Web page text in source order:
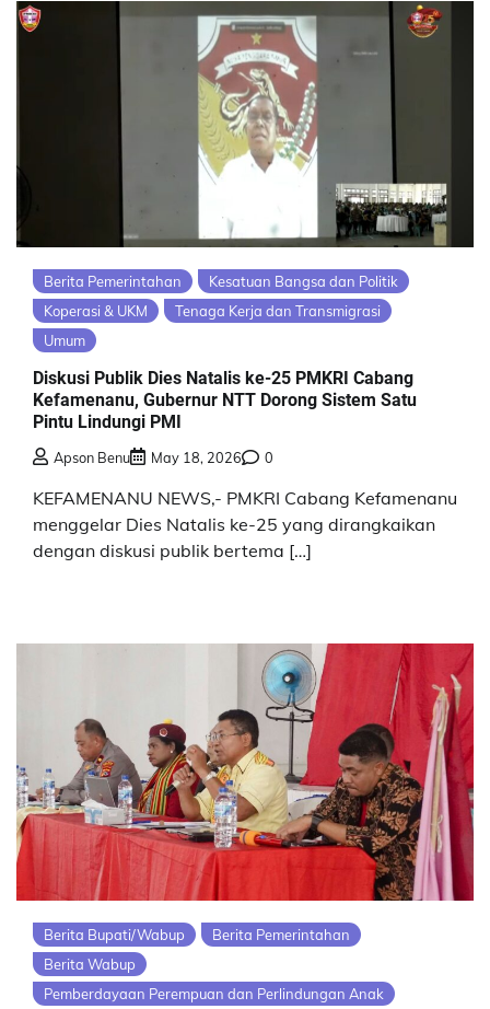
Berita Pemerintahan
Kesatuan Bangsa dan Politik
Koperasi & UKM
Tenaga Kerja dan Transmigrasi
Umum
Diskusi Publik Dies Natalis ke-25 PMKRI Cabang
Kefamenanu, Gubernur NTT Dorong Sistem Satu
Pintu Lindungi PMI
Apson Benu May 18, 2026 0
KEFAMENANU NEWS,- PMKRI Cabang Kefamenanu
menggelar Dies Natalis ke-25 yang dirangkaikan
dengan diskusi publik bertema […]
Berita Bupati/Wabup
Berita Pemerintahan
Berita Wabup
Pemberdayaan Perempuan dan Perlindungan Anak